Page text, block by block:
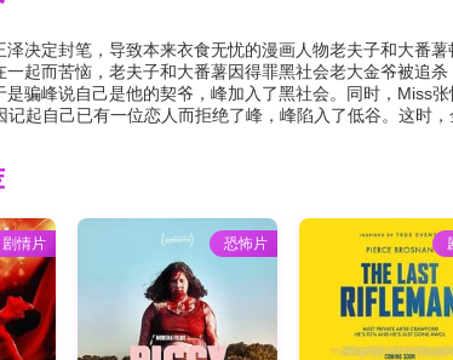
泽决定封笔，导致本来衣食无忧的漫画人物老夫子和大
一起而苦恼，老夫子和大番薯因得罪黑社会老大金爷被
是骗峰说自己是他的契爷，峰加入了黑社会。同时，Miss
记起自己已有一位恋人而拒绝了峰，峰陷入了低谷。这时
剧情片 恐怖片